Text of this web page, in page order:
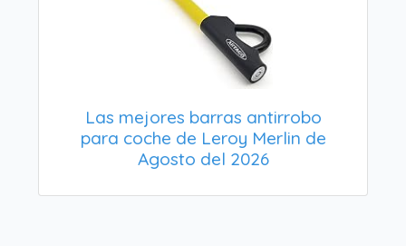
Las mejores barras antirrobo
para coche de Leroy Merlin de
Agosto del 2026